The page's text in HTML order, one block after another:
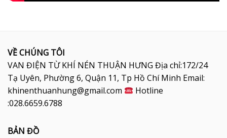
VỀ CHÚNG TÔI
VAN ĐIỆN TỪ KHÍ NÉN THUẬN HƯNG Địa chỉ:172/24
Tạ Uyên, Phường 6, Quận 11, Tp Hồ Chí Minh Email:
khinenthuanhung@gmail.com
Hotline
:028.6659.6788
BẢN ĐỒ